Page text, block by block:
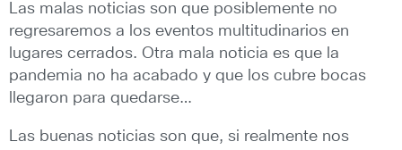
Las malas noticias son que posiblemente no
regresaremos a los eventos multitudinarios en
lugares cerrados. Otra mala noticia es que la
pandemia no ha acabado y que los cubre bocas
llegaron para quedarse…
Las buenas noticias son que, si realmente nos